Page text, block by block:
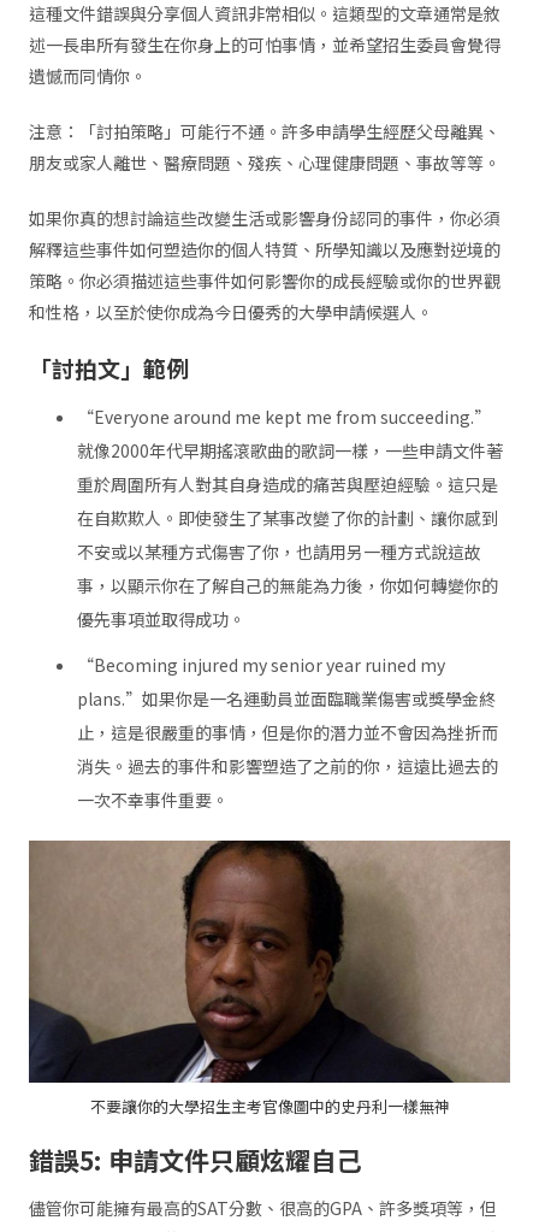
這種文件錯誤與分享個人資訊非常相似。這類型的文章通常是敘
述一長串所有發生在你身上的可怕事情，並希望招生委員會覺得
遺憾而同情你。
注意：「討拍策略」可能行不通。許多申請學生經歷父母離異、
朋友或家人離世、醫療問題、殘疾、心理健康問題、事故等等。
如果你真的想討論這些改變生活或影響身份認同的事件，你必須
解釋這些事件如何塑造你的個人特質、所學知識以及應對逆境的
策略。你必須描述這些事件如何影響你的成長經驗或你的世界觀
和性格，以至於使你成為今日優秀的大學申請候選人。
「討拍文」範例
“Everyone around me kept me from succeeding.”
就像2000年代早期搖滾歌曲的歌詞一樣，一些申請文件著
重於周圍所有人對其自身造成的痛苦與壓迫經驗。這只是
在自欺欺人。即使發生了某事改變了你的計劃、讓你感到
不安或以某種方式傷害了你，也請用另一種方式說這故
事，以顯示你在了解自己的無能為力後，你如何轉變你的
優先事項並取得成功。
“Becoming injured my senior year ruined my
plans.”如果你是一名運動員並面臨職業傷害或獎學金終
止，這是很嚴重的事情，但是你的潛力並不會因為挫折而
消失。過去的事件和影響塑造了之前的你，這遠比過去的
一次不幸事件重要。
不要讓你的大學招生主考官像圖中的史丹利一樣無神
錯誤5: 申請文件只顧炫耀自己
儘管你可能擁有最高的SAT分數、很高的GPA、許多獎項等，但